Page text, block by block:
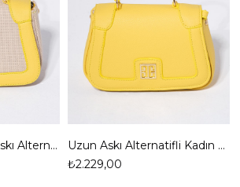
Deri Garnili Uzun Askı Alternatifli Kadın El ve Omuz çanta
Uzun Askı Alternatifli Kadın El ve Omuz Çantası
₺2.229,00